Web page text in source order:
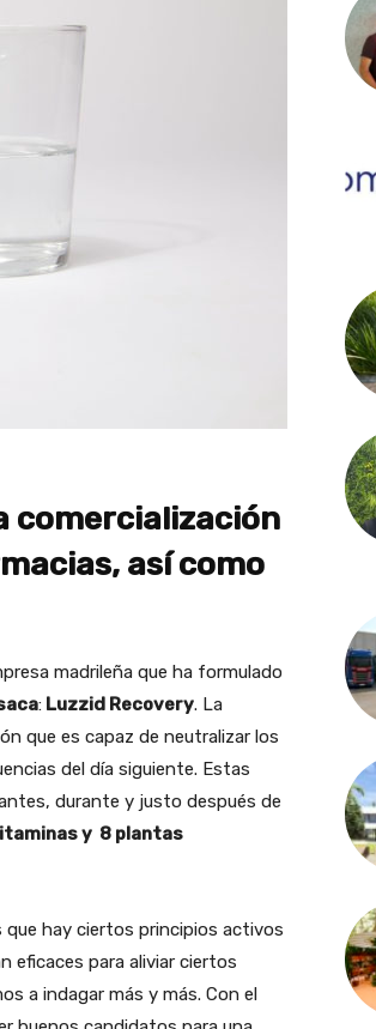
comercialización
así como
madrileña que ha formulado
: Luzzid Recovery. La
que es capaz de neutralizar los
del día siguiente. Estas
durante y justo después de
y 8 plantas
que hay ciertos principios activos
eficaces para aliviar ciertos
a indagar más y más. Con el